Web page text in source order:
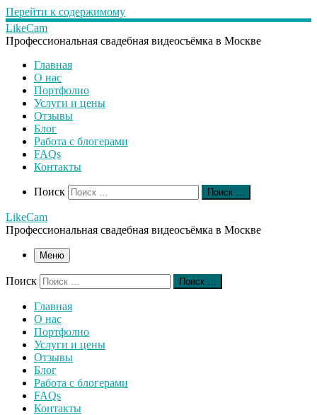
Перейти к содержимому
LikeCam
Профессиональная свадебная видеосъёмка в Москве
Главная
О нас
Портфолио
Услуги и цены
Отзывы
Блог
Работа с блогерами
FAQs
Контакты
Search
Поиск Поиск …
LikeCam
Профессиональная свадебная видеосъёмка в Москве
Меню
Поиск Поиск …
Главная
О нас
Портфолио
Услуги и цены
Отзывы
Блог
Работа с блогерами
FAQs
Контакты